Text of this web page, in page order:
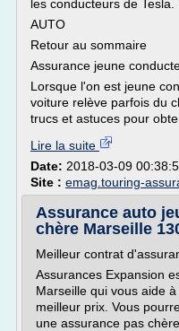
les conducteurs de Tesla.
AUTO
Retour au sommaire
Assurance jeune
Lorsque l'on est jeune
voiture relève parfois du
trucs et astuces pour
Lire la suite
Date: 2018-03-09
Site : emag.touring-
Assurance auto
chère Marseille
Meilleur contrat
Assurances Expansion
Marseille qui vous aide
meilleur prix. Vous
une assurance pas